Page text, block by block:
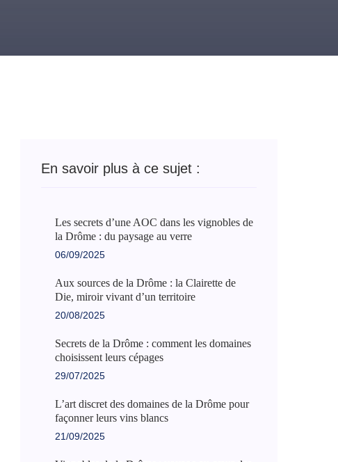
En savoir plus à ce sujet :
Les secrets d’une AOC dans les vignobles de
la Drôme : du paysage au verre
06/09/2025
Aux sources de la Drôme : la Clairette de
Die, miroir vivant d’un territoire
20/08/2025
Secrets de la Drôme : comment les domaines
choisissent leurs cépages
29/07/2025
L’art discret des domaines de la Drôme pour
façonner leurs vins blancs
21/09/2025